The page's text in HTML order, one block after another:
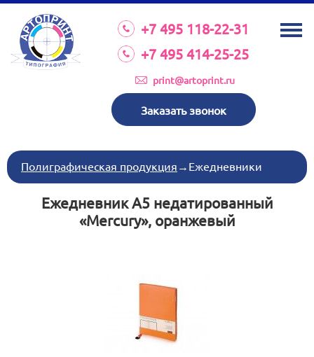
+7 495 118-22-31
+7 495 414-25-25
print@artoprint.ru
Заказать звонок
О КОМПАНИИ
УСЛУГИ
КАТАЛОГ
ТРЕБОВАНИЯ К МАКЕТАМ
НОВОСТИ
ИНВЕСТИЦИИ
КОНТАКТЫ
пн-пт 8:30 17:00
Полиграфическая продукция → Ежедневники
Ежедневник А5 недатированный
«Mercury», оранжевый